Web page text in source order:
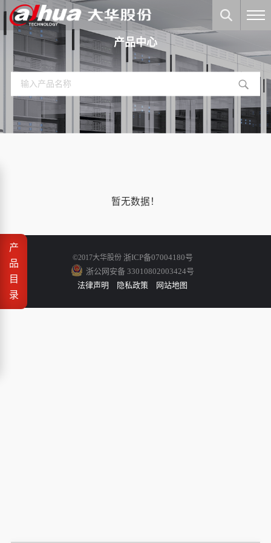
产品中心
产
品
目
录
暂无数据！
©2017大华股份 浙ICP备07004180号
浙公网安备 33010802003424号
法律声明
隐私政策 网站地图